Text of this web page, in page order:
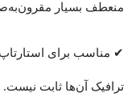
منعطف بسیار
✔ مناسب برای
ترافیک آن‌ها ثابت نیست.